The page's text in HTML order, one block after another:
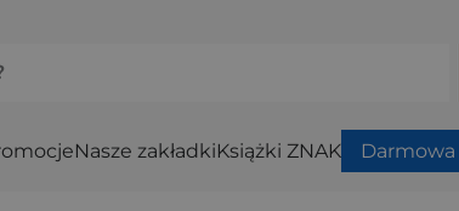
Nasze zakładkiKsiążki ZNAK Darmowa